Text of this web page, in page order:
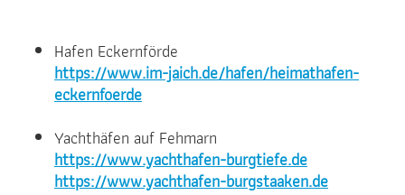
Hafen Eckernförde
https://www.im-jaich.de/hafen/heimathafen-
eckernfoerde
Yachthäfen auf Fehmarn
https://www.yachthafen-burgtiefe.de
https://www.yachthafen-burgstaaken.de